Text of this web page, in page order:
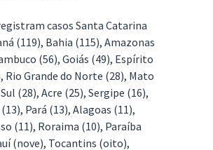
casos Santa Catarina
(119), Bahia (115), Amazonas
(56), Goiás (49), Espírito
Rio Grande do Norte (28), Mato
(28), Acre (25), Sergipe (16),
Pará (13), Alagoas (11),
(11), Roraima (10), Paraíba
(nove), Tocantins (oito),